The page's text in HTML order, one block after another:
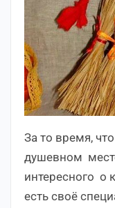
За то время,
душевном
интересного о
есть своё